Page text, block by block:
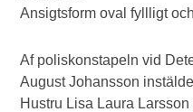
Ansigtsform oval fyllligt
Af poliskonstapeln vid
August Johansson
Hustru Lisa Laura